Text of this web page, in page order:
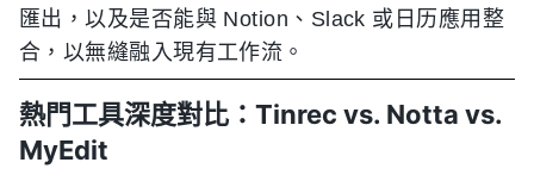
匯出，以及是否能與 Notion、Slack 或日历應用整
合，以無縫融入現有工作流。
熱門工具深度對比：Tinrec vs. Notta vs.
MyEdit